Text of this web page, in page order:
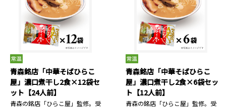
青森銘店「中華そばひらこ
屋」濃口煮干し2食×12袋セ
ット【24人前】
青森の銘店「ひらこ屋」監修。受
青森銘店「中華そばひらこ
屋」濃口煮干し2食×6袋セッ
ト【12人前】
青森の銘店「ひらこ屋」監修。受